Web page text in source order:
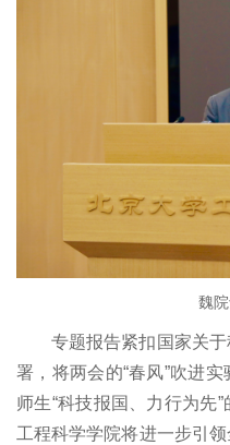
魏
专题报告紧扣国家关
署，将两会的“春风”吹进
师生“科技报国、力行为先
工程科学学院将进一步引